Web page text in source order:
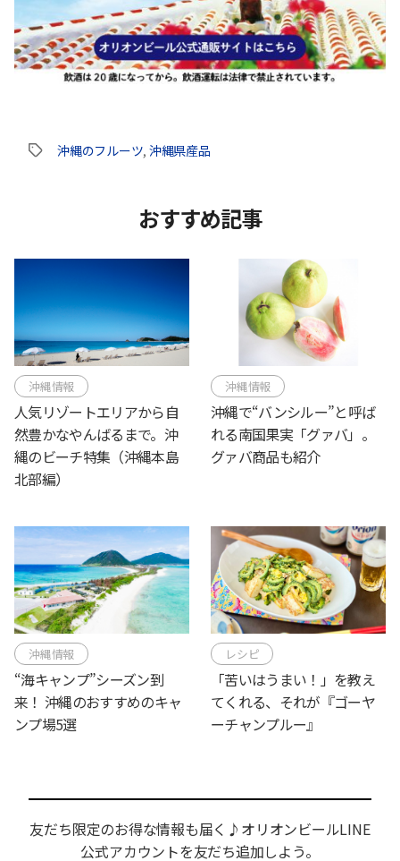
タ
沖縄のフルーツ, 沖縄県産品
おすすめ記事
沖縄情報
人気リゾートエリアから自
然豊かなやんばるまで。沖
縄のビーチ特集（沖縄本島
北部編）
沖縄情報
沖縄で“バンシルー”と呼ば
れる南国果実「グァバ」。
グァバ商品も紹介
沖縄情報
“海キャンプ”シーズン到
来！ 沖縄のおすすめのキャ
ンプ場5選
レシピ
「苦いはうまい！」を教え
てくれる、それが『ゴーヤ
ーチャンプルー』
友だち限定のお得な情報も届く♪オリオンビールLINE
公式アカウントを友だち追加しよう。